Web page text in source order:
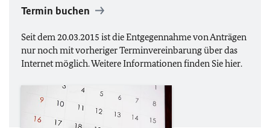
Termin buchen
Seit dem 20.03.2015 ist die Entgegennahme von Anträgen
nur noch mit vorheriger Terminvereinbarung über das
Internet möglich. Weitere Informationen finden Sie hier.